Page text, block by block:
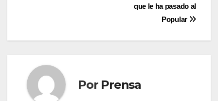
que le ha pasado al
Popular
Por Prensa